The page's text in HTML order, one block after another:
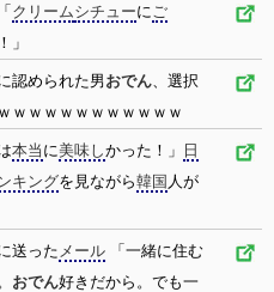
クリームシチューにご
！」
認められた男おでん、選択
ｗｗｗｗｗｗｗｗｗｗｗ
本当 に美味しかった！」
日
キングを見ながら韓国 人が
送った メール 「一緒に住む
おでん好きだから。でも一